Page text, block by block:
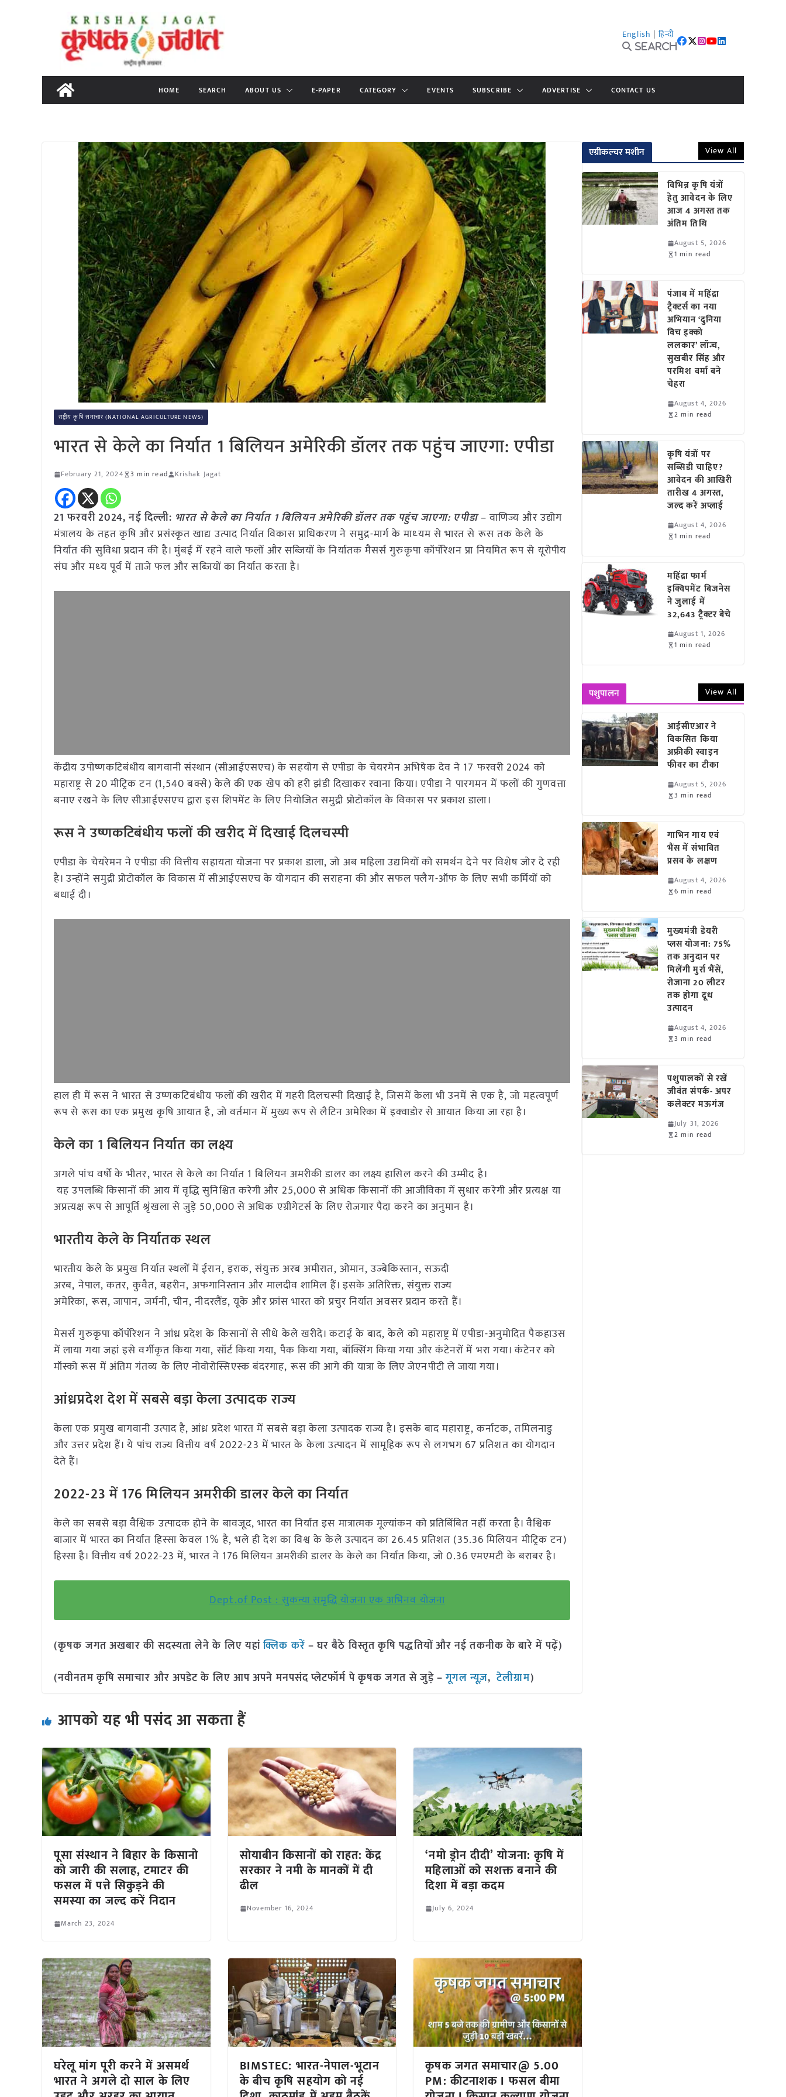
content
English | हिन्दी
Search
HOME SEARCH ABOUT US E-PAPER CATEGORY EVENTS SUBSCRIBE ADVERTISE CONTACT US
राष्ट्रीय कृषि समाचार (NATIONAL AGRICULTURE NEWS)
भारत से केले का निर्यात 1 बिलियन अमेरिकी डॉलर तक पहुंच जाएगा: एपीडा
February 21, 2024 3 min read Krishak Jagat
21 फरवरी 2024, नई दिल्ली: भारत से केले का निर्यात 1 बिलियन अमेरिकी डॉलर तक पहुंच जाएगा: एपीडा– वाणिज्य और उद्योग
मंत्रालय के तहत कृषि और प्रसंस्कृत खाद्य उत्पाद निर्यात विकास प्राधिकरण ने समुद्र-मार्ग के माध्‍यम से भारत से रूस तक केले के
निर्यात की सुविधा प्रदान की है। मुंबई में रहने वाले फलों और सब्‍जियों के निर्यातक मैसर्स गुरुकृपा कॉर्पोरेशन प्रा नियमित रूप से यूरोपीय
संघ और मध्‍य पूर्व में ताजे फल और सब्‍जियों का निर्यात करता है।
केंद्रीय उपोष्णकटिबंधीय बागवानी संस्थान (सीआईएसएच) के सहयोग से एपीडा के चेयरमेन अभिषेक देव ने 17 फरवरी 2024 को
महाराष्ट्र से 20 मीट्रिक टन (1,540 बक्से) केले की एक खेप को हरी झंडी दिखाकर रवाना किया। एपीडा ने पारगमन में फलों की गुणवत्ता
बनाए रखने के लिए सीआईएसएच द्वारा इस शिपमेंट के लिए नियोजित समुद्री प्रोटोकॉल के विकास पर प्रकाश डाला।
रूस ने उष्णकटिबंधीय फलों की खरीद में दिखाई दिलचस्पी
एपीडा के चेयरेमन ने एपीडा की वित्तीय सहायता योजना पर प्रकाश डाला, जो अब महिला उद्यमियों को समर्थन देने पर विशेष जोर दे रही
है। उन्होंने समुद्री प्रोटोकॉल के विकास में सीआईएसएच के योगदान की सराहना की और सफल फ्लैग-ऑफ के लिए सभी कर्मियों को
बधाई दी।
हाल ही में रूस ने भारत से उष्णकटिबंधीय फलों की खरीद में गहरी दिलचस्पी दिखाई है, जिसमें केला भी उनमें से एक है, जो महत्वपूर्ण
रूप से रूस का एक प्रमुख कृषि आयात है, जो वर्तमान में मुख्य रूप से लैटिन अमेरिका में इक्वाडोर से आयात किया जा रहा है।
केले का 1बिलियन निर्यात का लक्ष्य
अगले पांच वर्षों के भीतर, भारत से केले का निर्यात 1 बिलियन अमरीकी डालर का लक्ष्य हासिल करने की उम्मीद है।
यह उपलब्धि किसानों की आय में वृद्धि सुनिश्चित करेगी और 25,000 से अधिक किसानों की आजीविका में सुधार करेगी और प्रत्यक्ष या
अप्रत्यक्ष रूप से आपूर्ति श्रृंखला से जुड़े 50,000 से अधिक एग्रीगेटर्स के लिए रोजगार पैदा करने का अनुमान है।
भारतीय केले के निर्यातक स्थल
भारतीय केले के प्रमुख निर्यात स्थलों में ईरान, इराक, संयुक्त अरब अमीरात, ओमान, उज्बेकिस्तान, सऊदी
अरब, नेपाल, कतर, कुवैत, बहरीन, अफगानिस्तान और मालदीव शामिल हैं। इसके अतिरिक्त, संयुक्त राज्य
अमेरिका, रूस, जापान, जर्मनी, चीन, नीदरलैंड, यूके और फ्रांस भारत को प्रचुर निर्यात अवसर प्रदान करते हैं।
मेसर्स गुरुकृपा कॉर्पोरेशन ने आंध्र प्रदेश के किसानों से सीधे केले खरीदे। कटाई के बाद, केले को महाराष्ट्र में एपीडा-अनुमोदित पैकहाउस
में लाया गया जहां इसे वर्गीकृत किया गया, सॉर्ट किया गया, पैक किया गया, बॉक्सिंग किया गया और कंटेनरों में भरा गया। कंटेनर को
मॉस्को रूस में अंतिम गंतव्य के लिए नोवोरोस्सिएस्क बंदरगाह, रूस की आगे की यात्रा के लिए जेएनपीटी ले जाया गया।
आंध्रप्रदेश देश में सबसे बड़ा केला उत्पादक राज्य
केला एक प्रमुख बागवानी उत्पाद है, आंध्र प्रदेश भारत में सबसे बड़ा केला उत्पादक राज्य है। इसके बाद महाराष्ट्र, कर्नाटक, तमिलनाडु
और उत्तर प्रदेश हैं। ये पांच राज्य वित्तीय वर्ष 2022-23 में भारत के केला उत्पादन में सामूहिक रूप से लगभग 67 प्रतिशत का योगदान
देते हैं।
2022-23 में176मिलियनअमरीकीडालरकेले का निर्यात
केले का सबसे बड़ा वैश्विक उत्पादक होने के बावजूद, भारत का निर्यात इस मात्रात्मक मूल्यांकन को प्रतिबिंबित नहीं करता है। वैश्विक
बाजार में भारत का निर्यात हिस्सा केवल 1% है, भले ही देश का विश्व के केले उत्पादन का 26.45 प्रतिशत (35.36 मिलियन मीट्रिक टन)
हिस्सा है। वित्तीय वर्ष 2022-23 में, भारत ने 176 मिलियन अमरीकी डालर के केले का निर्यात किया, जो 0.36 एमएमटी के बराबर है।
Dept.of Post : सुकन्या समृद्धि योजना एक अभिनव योजना
(कृषक जगत अखबार की सदस्यता लेने के लिए यहांक्लिक करें – घर बैठे विस्तृत कृषि पद्धतियों और नई तकनीक के बारे में पढ़ें)
(नवीनतम कृषि समाचार और अपडेट के लिए आप अपने मनपसंद प्लेटफॉर्म पे कृषक जगत से जुड़े –गूगल न्यूज़,टेलीग्राम)
आपको यह भी पसंद आ सकता हैं
पूसा संस्थान ने बिहार के किसानो
को जारी की सलाह, टमाटर की
फसल में पत्ते सिकुड़ने की
समस्या का जल्द करें निदान
March 23, 2024
सोयाबीन किसानों को राहत: केंद्र
सरकार ने नमी के मानकों में दी
ढील
November 16, 2024
‘नमो ड्रोन दीदी’ योजना: कृषि में
महिलाओं को सशक्त बनाने की
दिशा में बड़ा कदम
July 6, 2024
घरेलू मांग पूरी करने में असमर्थ
भारत ने अगले दो साल के लिए
BIMSTEC: भारत-नेपाल-भूटान
के बीच कृषि सहयोग को नई
कृषक जगत समाचार@ 5.00
PM: कीटनाशक I फसल बीमा
एग्रीकल्चर मशीन View All
विभिन्न कृषि यंत्रों
हेतु आवेदन के लिए
आज 4 अगस्त तक
अंतिम तिथि
August 5, 2026
1 min read
पंजाब में महिंद्रा
ट्रैक्टर्स का नया
अभियान ‘दुनिया
विच इक्को
ललकार’ लॉन्च,
सुखबीर सिंह और
परमिश वर्मा बने
चेहरा
August 4, 2026
2 min read
कृषि यंत्रों पर
सब्सिडी चाहिए?
आवेदन की आखिरी
तारीख 4 अगस्त,
जल्द करें अप्लाई
August 4, 2026
1 min read
महिंद्रा फार्म
इक्विपमेंट बिजनेस
ने जुलाई में
32,643 ट्रैक्टर बेचे
August 1, 2026
1 min read
पशुपालन View All
आईसीएआर ने
विकसित किया
अफ्रीकी स्वाइन
फीवर का टीका
August 5, 2026
3 min read
गाभिन गाय एवं
भैंस में संभावित
प्रसव के लक्षण
August 4, 2026
6 min read
मुख्यमंत्री डेयरी
प्लस योजना: 75%
तक अनुदान पर
मिलेंगी मुर्रा भैंसें,
रोजाना 20 लीटर
तक होगा दूध
उत्पादन
August 4, 2026
3 min read
पशुपालकों से रखें
जीवंत संपर्क- अपर
कलेक्टर मऊगंज
July 31, 2026
2 min read